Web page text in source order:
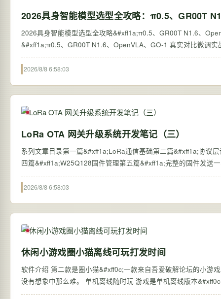
2026具身智能模型选型全攻略：π0.5、GR00T
2026具身智能模型选型全攻略&#xff1a;π0.5、GR00T N1.6、
&#xff1a;π0.5、GR00T N1.6、OpenVLA、GO-1 真实对比微调
2026/8/8 6:58:03
LoRa OTA 网关升级系统开发笔记（三）
系列文章目录第一篇&#xff1a;LoRa通信基础第二篇&#xff1a;协议
四篇&#xff1a;W25Q128固件管理第五篇&#xff1a;完整的固件发送
2026/8/8 6:58:03
休闲小游戏圈小猫离线可玩打发时间
软件介绍 第二款是圈小猫&#xff0c;一款来自吾爱破解论坛的小游戏。刚开始看的时候觉得难度很大&#xff0c;但真正上手玩起来发现其实还好&#xff0c;
没有想象中那么难。 单机离线随时玩